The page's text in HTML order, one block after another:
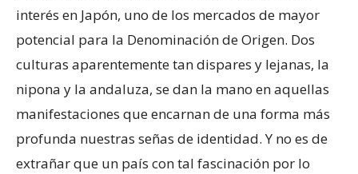
interés en Japón, uno de los mercados de mayor
potencial para la Denominación de Origen. Dos
culturas aparentemente tan dispares y lejanas, la
nipona y la andaluza, se dan la mano en aquellas
manifestaciones que encarnan de una forma más
profunda nuestras señas de identidad. Y no es de
extrañar que un país con tal fascinación por lo